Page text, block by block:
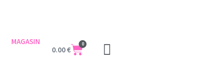
MAGASIN
0.00€
0